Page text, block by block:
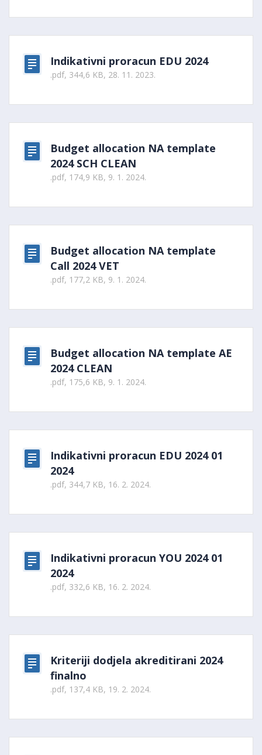
Indikativni proracun EDU 2024
.pdf, 344,6 KB, 28. 11. 2023.
Budget allocation NA template
2024 SCH CLEAN
.pdf, 174,9 KB, 9. 1. 2024.
Budget allocation NA template
Call 2024 VET
.pdf, 177,2 KB, 9. 1. 2024.
Budget allocation NA template AE
2024 CLEAN
.pdf, 175,6 KB, 9. 1. 2024.
Indikativni proracun EDU 2024 01
2024
.pdf, 344,7 KB, 16. 2. 2024.
Indikativni proracun YOU 2024 01
2024
.pdf, 332,6 KB, 16. 2. 2024.
Kriteriji dodjela akreditirani 2024
finalno
.pdf, 137,4 KB, 19. 2. 2024.